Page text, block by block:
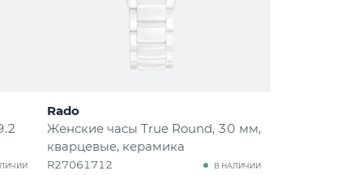
Rado
Женские часы True Round, 30 мм,
кварцевые, керамика
R27061712 В НАЛИЧИИ